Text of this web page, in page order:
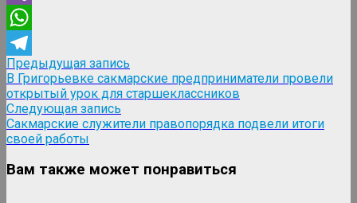
Viber
WhatsApp
Telegram
Навигация
по
записям
Предыдущая запись
запись:
В Григорьевке сакмарские предприниматели провели
открытый урок для старшеклассников
Следующая запись
запись:
Сакмарские служители правопорядка подвели итоги
своей работы
Вам также может понравиться